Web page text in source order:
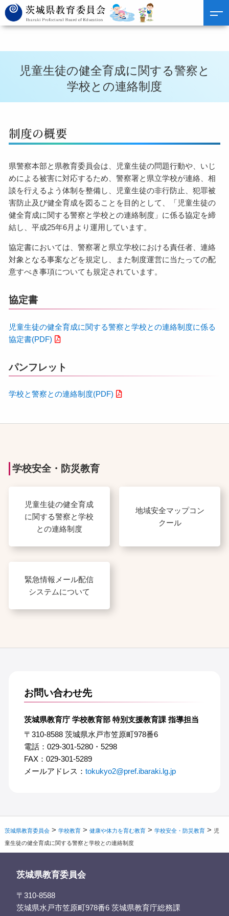
児童生徒の健全育成に関する警察と
学校との連絡制度
制度の概要
県警察本部と県教育委員会は、児童生徒の問題行動や、いじ
めによる被害に対応するため、警察署と県立学校が連絡、相
談を行えるよう体制を整備し、児童生徒の非行防止、犯罪被
害防止及び健全育成を図ることを目的として、「児童生徒の
健全育成に関する警察と学校との連絡制度」に係る協定を締
結し、平成25年6月より運用しています。
協定書においては、警察署と県立学校における責任者、連絡
対象となる事案などを規定し、また制度運営に当たっての配
意すべき事項についても規定されています。
協定書
児童生徒の健全育成に関する警察と学校との連絡制度に係る
協定書(PDF)
パンフレット
学校と警察との連絡制度(PDF)
学校安全・防災教育
児童生徒の健全育成
に関する警察と学校
との連絡制度
地域安全マップコン
クール
緊急情報メール配信
システムについて
お問い合わせ先
茨城県教育庁 学校教育部 特別支援教育課 指導担当
〒310-8588 茨城県水戸市笠原町978番6
電話：029-301-5280・5298
FAX：029-301-5289
メールアドレス： tokukyo2@pref.ibaraki.lg.jp
茨城県教育委員会 >学校教育 >健康や体力を育む教育 >学校安全・防災教育 > 児
童生徒の健全育成に関する警察と学校との連絡制度
茨城県教育委員会
〒310-8588
茨城県水戸市笠原町978番6 茨城県教育庁総務課